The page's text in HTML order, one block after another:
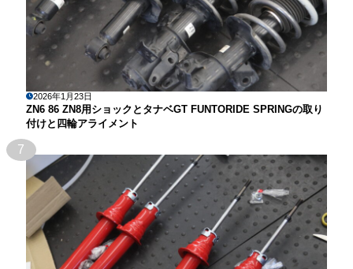
2026年1月23日
ZN6 86 ZN8用ショックとタナベGT FUNTORIDE SPRINGの取り
付けと四輪アライメント
7